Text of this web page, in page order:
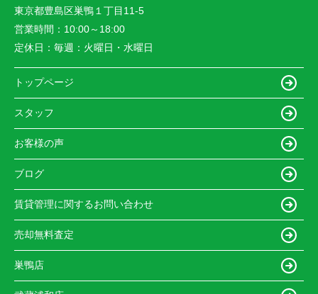
東京都豊島区巣鴨１丁目11-5
営業時間： 10:00～18:00
定休日： 毎週：火曜日・水曜日
トップページ
スタッフ
お客様の声
ブログ
賃貸管理に関するお問い合わせ
売却無料査定
巣鴨店